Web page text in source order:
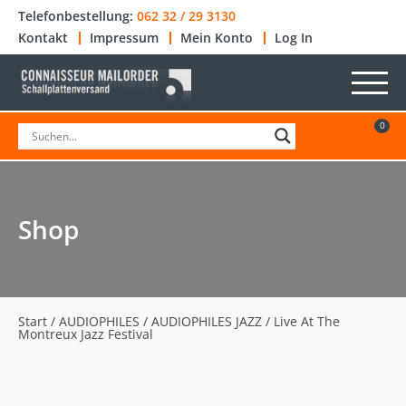
Telefonbestellung: 062 32 / 29 3130
Kontakt
Impressum Mein Konto Log In
0
Shop
Start / AUDIOPHILES / AUDIOPHILES JAZZ / Live At The
Montreux Jazz Festival